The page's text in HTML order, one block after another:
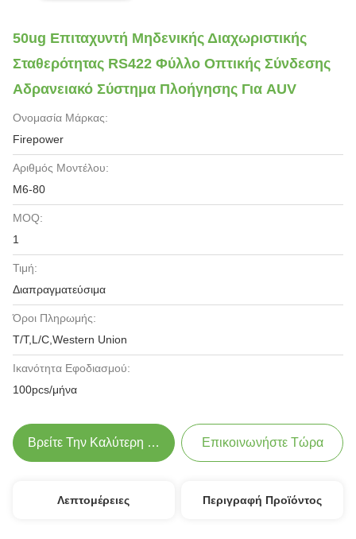
50ug Επιταχυντή Μηδενικής Διαχωριστικής
Σταθερότητας RS422 Φύλλο Οπτικής Σύνδεσης
Αδρανειακό Σύστημα Πλοήγησης Για AUV
Ονομασία Μάρκας:
Firepower
Αριθμός Μοντέλου:
Μ6-80
MOQ:
1
Τιμή:
Διαπραγματεύσιμα
Όροι Πληρωμής:
T/T,L/C,Western Union
Ικανότητα Εφοδιασμού:
100pcs/μήνα
Βρείτε Την Καλύτερη Τιμή Επικοινωνήστε Τώρα
Λεπτομέρειες Περιγραφή Προϊόντος